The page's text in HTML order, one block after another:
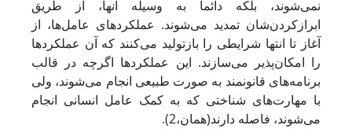
نمی‌شوند، بلکه دائما به وسیله آنها، از طریق
ابرازکردن‌شان تمدید می‌شوند. عملکرد‌های عامل‌ها، از
آغاز تا انتها شرایطی را بازتولید می‌کنند که آن عملکرد‌ها
را امکان‌پذیر می‌سازند. این عملکرد‌ها اگرچه در قالب
برنامه‌های قانونمند به صورت طبیعی انجام می‌شوند، ولی
با مهارت‌های شناختی که به کمک عامل انسانی انجام
می‌شوند، فاصله دارند(همان،2).